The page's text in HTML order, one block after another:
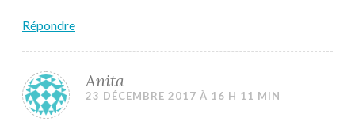
Répondre
Anita
23 DÉCEMBRE 2017 À 16 H 11 MIN